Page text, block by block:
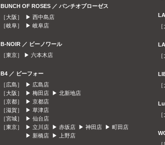
BUNCH OF ROSES ／ バンチオブローゼス
［大阪］ ▶ 西中島店
［岐阜］ ▶ 岐阜店
B-NOIR ／ ビーノワール
［東京］ ▶ 六本木店
B4 ／ ビーフォー
［広島］ ▶ 広島店
［大阪］ ▶ 梅田店 ▶ 北新地店
［京都］ ▶ 京都店
［滋賀］ ▶ 草津店
［宮城］ ▶ 仙台店
［東京］ ▶ 立川店 ▶ 赤坂店 ▶ 神田店 ▶ 町田店
▶ 新橋店 ▶ 上野店